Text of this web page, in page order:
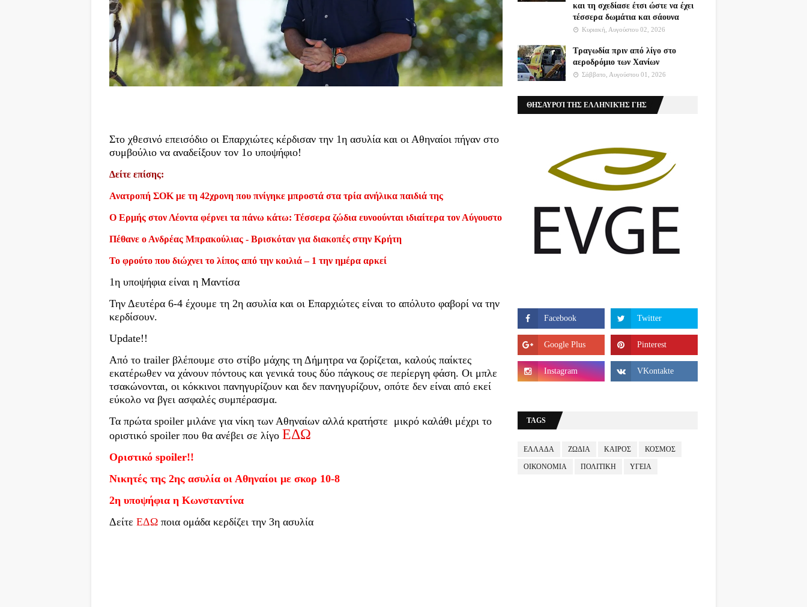
Στο χθεσινό επεισόδιο οι Επαρχιώτες κέρδισαν την 1η ασυλία και οι Αθηναίοι πήγαν στο
συμβούλιο να αναδείξουν τον 1ο υποψήφιο!
Δείτε επίσης:
Ανατροπή ΣΟΚ με τη 42χρονη που πνίγηκε μπροστά στα τρία ανήλικα παιδιά της
Ο Ερμής στον Λέοντα φέρνει τα πάνω κάτω: Τέσσερα ζώδια ευνοούνται ιδιαίτερα τον Αύγουστο
Πέθανε ο Ανδρέας Μπρακούλιας - Βρισκόταν για διακοπές στην Κρήτη
Το φρούτο που διώχνει το λίπος από την κοιλιά – 1 την ημέρα αρκεί
1η υποψήφια είναι η Μαντίσα
Την Δευτέρα 6-4 έχουμε τη 2η ασυλία και οι Επαρχιώτες είναι το απόλυτο φαβορί να την
κερδίσουν.
Update!!
Από το trailer βλέπουμε στο στίβο μάχης τη Δήμητρα να ζορίζεται, καλούς παίκτες
εκατέρωθεν να χάνουν πόντους και γενικά τους δύο πάγκους σε περίεργη φάση. Οι μπλε
τσακώνονται, οι κόκκινοι πανηγυρίζουν και δεν πανηγυρίζουν, οπότε δεν είναι από εκεί
εύκολο να βγει ασφαλές συμπέρασμα.
Τα πρώτα spoiler μιλάνε για νίκη των Αθηναίων αλλά κρατήστε μικρό καλάθι μέχρι το
οριστικό spoiler που θα ανέβει σε λίγο ΕΔΩ
Οριστικό spoiler!!
Νικητές της 2ης ασυλία οι Αθηναίοι με σκορ 10-8
2η υποψήφια η Κωνσταντίνα
Δείτε ΕΔΩ ποια ομάδα κερδίζει την 3η ασυλία
και τη σχεδίασε έτσι ώστε να έχει
τέσσερα δωμάτια και σάουνα
Κυριακή, Αυγούστου 02, 2026
Τραγωδία πριν από λίγο στο
αεροδρόμιο των Χανίων
Σάββατο, Αυγούστου 01, 2026
ΘΗΣΑΥΡΟΊ ΤΗΣ ΕΛΛΗΝΙΚΉΣ ΓΗΣ
TAGS
ΕΛΛΑΔΑ ΖΩΔΙΑ ΚΑΙΡΟΣ ΚΟΣΜΟΣ
ΟΙΚΟΝΟΜΙΑ ΠΟΛΙΤΙΚΗ ΥΓΕΙΑ